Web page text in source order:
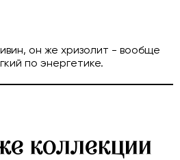
он же хризолит - вообще
по энергетике.
коллекции